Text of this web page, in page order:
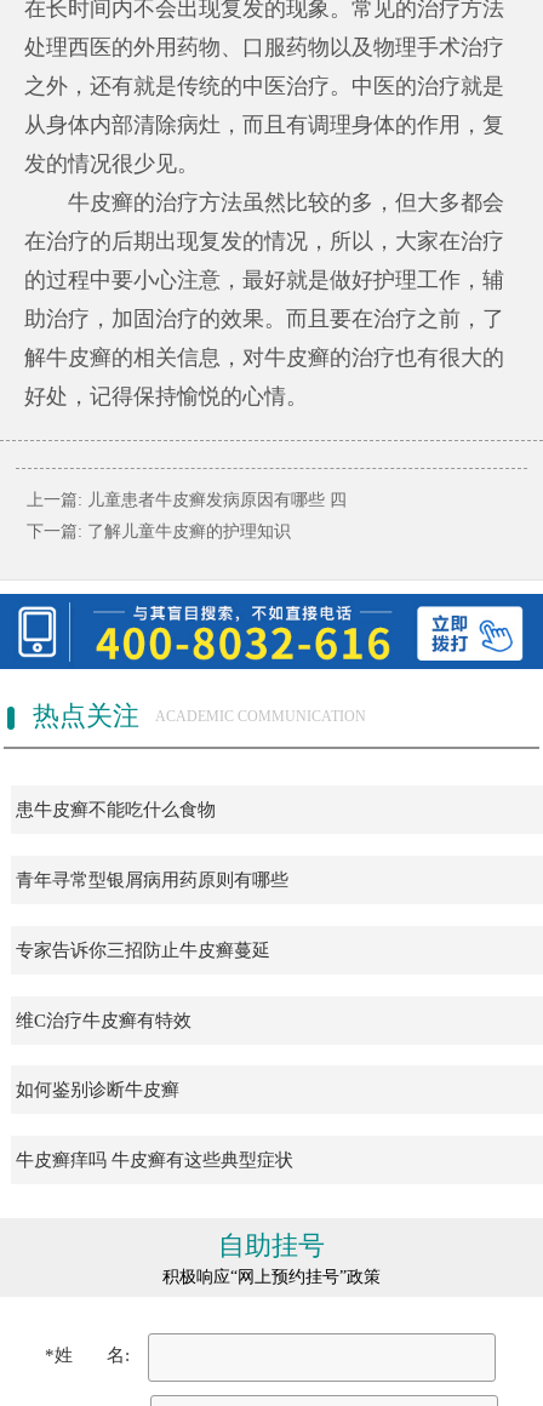
在长时间内不会出现复发的现象。常见的治疗方法
处理西医的外用药物、口服药物以及物理手术治疗
之外，还有就是传统的中医治疗。中医的治疗就是
从身体内部清除病灶，而且有调理身体的作用，复
发的情况很少见。
牛皮癣的治疗方法虽然比较的多，但大多都会
在治疗的后期出现复发的情况，所以，大家在治疗
的过程中要小心注意，最好就是做好护理工作，辅
助治疗，加固治疗的效果。而且要在治疗之前，了
解牛皮癣的相关信息，对牛皮癣的治疗也有很大的
好处，记得保持愉悦的心情。
上一篇: 儿童患者牛皮癣发病原因有哪些 四
下一篇: 了解儿童牛皮癣的护理知识
热点关注 ACADEMIC COMMUNICATION
患牛皮癣不能吃什么食物
青年寻常型银屑病用药原则有哪些
专家告诉你三招防止牛皮癣蔓延
维C治疗牛皮癣有特效
如何鉴别诊断牛皮癣
牛皮癣痒吗 牛皮癣有这些典型症状
自助挂号
积极响应“网上预约挂号”政策
*姓 名: